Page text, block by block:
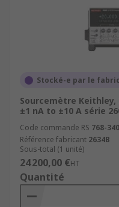
faible encombrement
l'espace est un facteur
Qu'est-ce qu'une
Nous avons établi
source (SMU) est un
fournir une tension ou
sourcemètre possède
que vous trouverez
numérique (DMM), le
appareil compact
électrique, une source
Stocké-e par le
Sourcemètre Keithley,
±1 nA to ±10 A série
Code commande RS 768-
Référence fabricant 2634B
Sous-total (1 unité)
24 200,00 €HT
Quantité